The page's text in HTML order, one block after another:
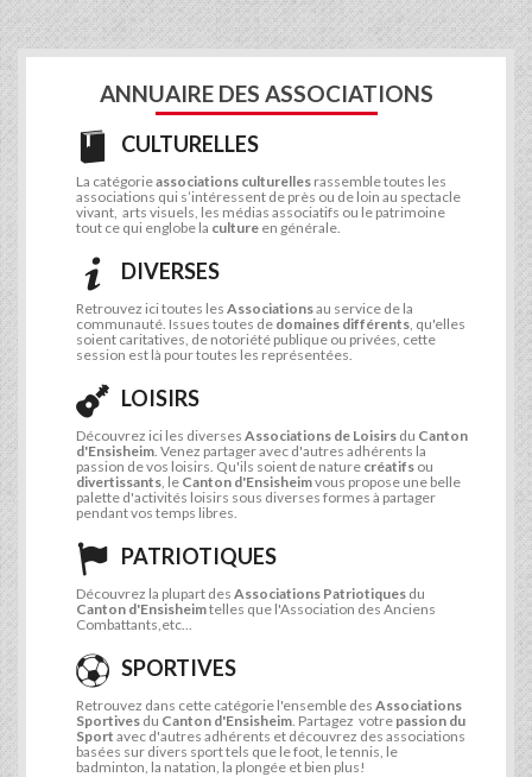
ANNUAIRE DES ASSOCIATIONS
CULTURELLES
La catégorieassociations culturelles rassemble toutes les
associations qui s’intéressent de près ou de loin au spectacle
vivant, arts visuels, les médias associatifs ou le patrimoine
tout ce qui englobe la culture en générale.
DIVERSES
Retrouvez ici toutes les Associationsau service de la
communauté. Issues toutes de domaines différents , qu'elles
soient caritatives, de notoriété publique ou privées, cette
session est là pour toutes les représentées.
LOISIRS
Découvrez ici les diverses Associations de Loisirs du Canton
d'Ensisheim . Venez partager avec d'autres adhérents la
passion de vos loisirs. Qu'ils soient de nature créatifs ou
divertissants , le Canton d'Ensisheimvous propose une belle
palette d'activités loisirs sous diverses formes à partager
pendant vos temps libres.
PATRIOTIQUES
Découvrez la plupart des Associations Patriotiques du
Canton d'Ensisheimtelles que l'Association des Anciens
Combattants,etc...
SPORTIVES
Retrouvez dans cette catégorie l'ensemble des Associations
Sportives du Canton d'Ensisheim . Partagez votre passion du
Sport avec d'autres adhérents et découvrez des associations
basées sur divers sport tels que le foot, le tennis, le
badminton, la natation, la plongée et bien plus!